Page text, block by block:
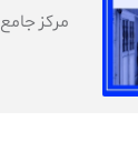
مرکز